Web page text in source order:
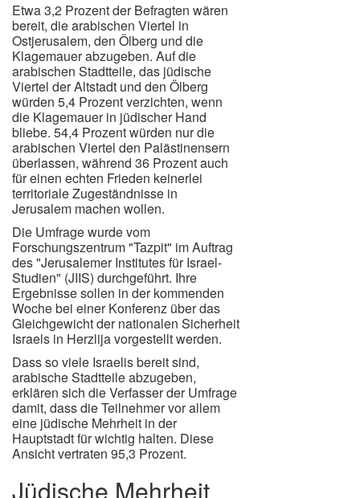
Etwa 3,2 Prozent der Befragten wären
bereit, die arabischen Viertel in
Ostjerusalem, den Ölberg und die
Klagemauer abzugeben. Auf die
arabischen Stadtteile, das jüdische
Viertel der Altstadt und den Ölberg
würden 5,4 Prozent verzichten, wenn
die Klagemauer in jüdischer Hand
bliebe. 54,4 Prozent würden nur die
arabischen Viertel den Palästinensern
überlassen, während 36 Prozent auch
für einen echten Frieden keinerlei
territoriale Zugeständnisse in
Jerusalem machen wollen.
Die Umfrage wurde vom
Forschungszentrum "Tazpit" im Auftrag
des "Jerusalemer Institutes für Israel-
Studien" (JIIS) durchgeführt. Ihre
Ergebnisse sollen in der kommenden
Woche bei einer Konferenz über das
Gleichgewicht der nationalen Sicherheit
Israels in Herzlija vorgestellt werden.
Dass so viele Israelis bereit sind,
arabische Stadtteile abzugeben,
erklären sich die Verfasser der Umfrage
damit, dass die Teilnehmer vor allem
eine jüdische Mehrheit in der
Hauptstadt für wichtig halten. Diese
Ansicht vertraten 95,3 Prozent.
Jüdische Mehrheit